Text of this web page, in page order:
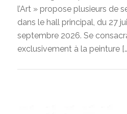
l’Art » propose plusieurs de
dans le hall principal, du 27
septembre 2026. Se
exclusivement à la peinture